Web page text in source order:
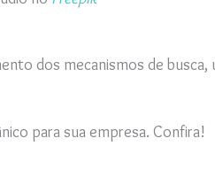
dos mecanismos de busca,
para sua empresa. Confira!